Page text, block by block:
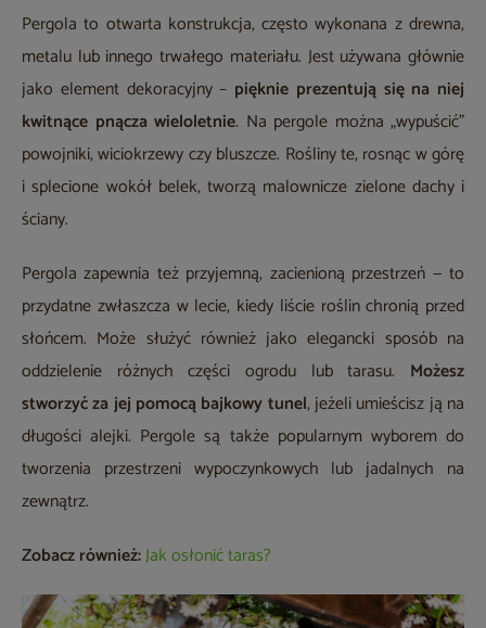
Pergola to otwarta konstrukcja, często wykonana z drewna,
metalu lub innego trwałego materiału. Jest używana głównie
jako element dekoracyjny – pięknie prezentują się na niej
kwitnące pnącza wieloletnie. Na pergole można „wypuścić”
powojniki, wiciokrzewy czy bluszcze. Rośliny te, rosnąc w górę
i splecione wokół belek, tworzą malownicze zielone dachy i
ściany.
Pergola zapewnia też przyjemną, zacienioną przestrzeń — to
przydatne zwłaszcza w lecie, kiedy liście roślin chronią przed
słońcem. Może służyć również jako elegancki sposób na
oddzielenie różnych części ogrodu lub tarasu. Możesz
stworzyć za jej pomocą bajkowy tunel, jeżeli umieścisz ją na
długości alejki. Pergole są także popularnym wyborem do
tworzenia przestrzeni wypoczynkowych lub jadalnych na
zewnątrz.
Zobacz również:Jak osłonić taras?